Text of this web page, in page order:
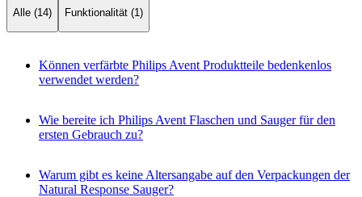
Alle (14) Funktionalität (1)
Können verfärbte Philips Avent Produktteile bedenkenlos
verwendet werden?
Wie bereite ich Philips Avent Flaschen und Sauger für den
ersten Gebrauch zu?
Warum gibt es keine Altersangabe auf den Verpackungen der
Natural Response Sauger?